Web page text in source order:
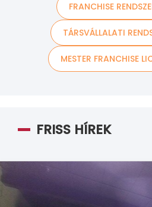
FRANCHISE
TÁRSVÁLLALATI
MESTER FRANCHISE
FRISS HÍREK